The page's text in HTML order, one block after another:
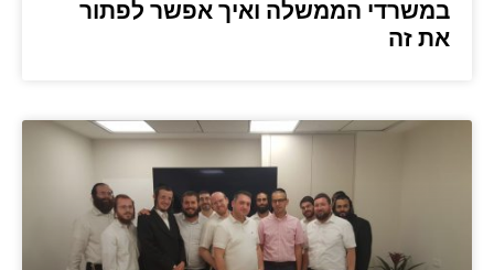
במשרדי הממשלה ואיך אפשר לפתור
את זה